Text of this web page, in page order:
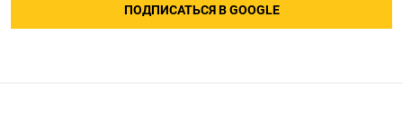
ПОДПИСАТЬСЯ В GOOGLE